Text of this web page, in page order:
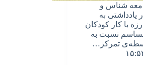
شناس و
به
مبارزه با کار کودکان
نسبت به
تمرکز…